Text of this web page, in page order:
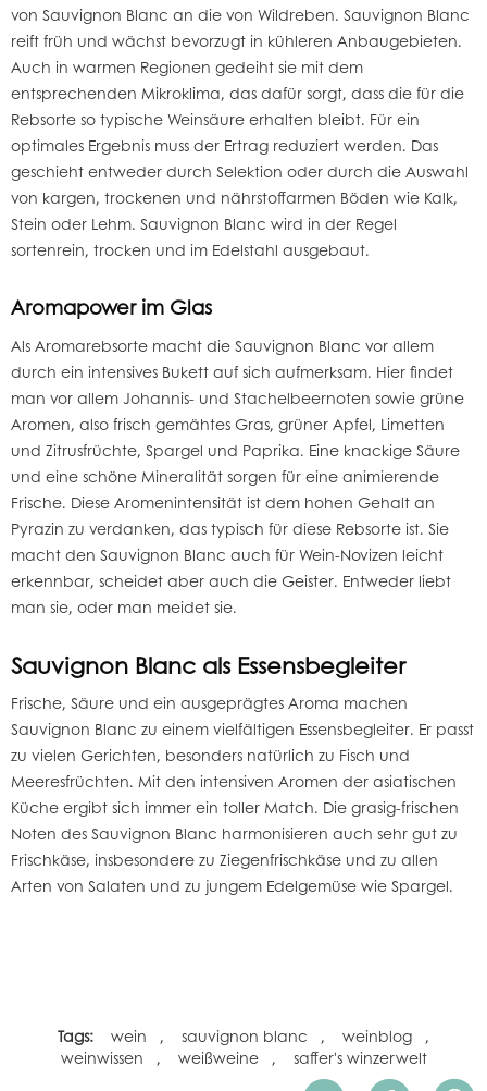
von Sauvignon Blanc an die von Wildreben. Sauvignon Blanc
reift früh und wächst bevorzugt in kühleren Anbaugebieten.
Auch in warmen Regionen gedeiht sie mit dem
entsprechenden Mikroklima, das dafür sorgt, dass die für die
Rebsorte so typische Weinsäure erhalten bleibt. Für ein
optimales Ergebnis muss der Ertrag reduziert werden. Das
geschieht entweder durch Selektion oder durch die Auswahl
von kargen, trockenen und nährstoffarmen Böden wie Kalk,
Stein oder Lehm. Sauvignon Blanc wird in der Regel
sortenrein, trocken und im Edelstahl ausgebaut.
Aromapower im Glas
Als Aromarebsorte macht die Sauvignon Blanc vor allem
durch ein intensives Bukett auf sich aufmerksam. Hier findet
man vor allem Johannis- und Stachelbeernoten sowie grüne
Aromen, also frisch gemähtes Gras, grüner Apfel, Limetten
und Zitrusfrüchte, Spargel und Paprika. Eine knackige Säure
und eine schöne Mineralität sorgen für eine animierende
Frische. Diese Aromenintensität ist dem hohen Gehalt an
Pyrazin zu verdanken, das typisch für diese Rebsorte ist. Sie
macht den Sauvignon Blanc auch für Wein-Novizen leicht
erkennbar, scheidet aber auch die Geister. Entweder liebt
man sie, oder man meidet sie.
Sauvignon Blanc als Essensbegleiter
Frische, Säure und ein ausgeprägtes Aroma machen
Sauvignon Blanc zu einem vielfältigen Essensbegleiter. Er passt
zu vielen Gerichten, besonders natürlich zu Fisch und
Meeresfrüchten. Mit den intensiven Aromen der asiatischen
Küche ergibt sich immer ein toller Match. Die grasig-frischen
Noten des Sauvignon Blanc harmonisieren auch sehr gut zu
Frischkäse, insbesondere zu Ziegenfrischkäse und zu allen
Arten von Salaten und zu jungem Edelgemüse wie Spargel.
Tags: wein , sauvignon blanc , weinblog
,
weinwissen
, weißweine , saffer's winzerwelt